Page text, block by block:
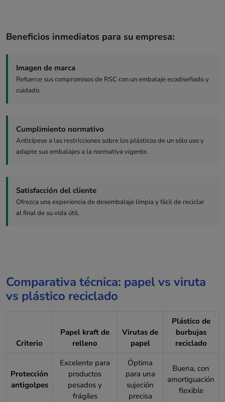
Beneficios inmediatos para su empresa:
Imagen de marca
Refuerce sus compromisos de RSC con un embalaje ecodiseñado y
cuidado.
Cumplimiento normativo
Anticípese a las restricciones sobre los plásticos de un sólo uso y
adapte sus embalajes a la normativa vigente.
Satisfacción del cliente
Ofrezca una experiencia de desembalaje limpia y fácil de reciclar
al final de su vida útil.
Comparativa técnica: papel vs viruta
vs plástico reciclado
Criterio
Papel kraft de
relleno
Virutas de
papel
Plástico de
burbujas
reciclado
Protección
antigolpes
Excelente para
productos
pesados y
frágiles
Óptima
para una
sujeción
precisa
Buena, con
amortiguación
flexible